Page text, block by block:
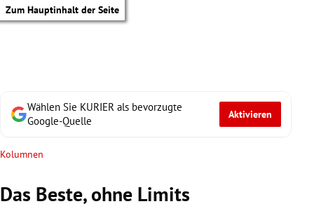
Zum Hauptinhalt der Seite
Wählen Sie KURIER als bevorzugte
Google-Quelle
Aktivieren
Kolumnen
Das Beste, ohne Limits